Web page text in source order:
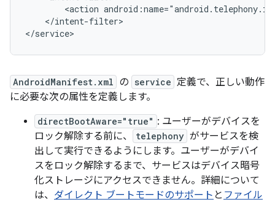
<action
    </intent-filter>
AndroidManifest.xml の service 定義で、正しい動作
に必要な次の属性を定義します。
directBootAware="true" : ユーザーがデバイスを
ロック解除する前に、
telephony がサービスを検
出して実行できるようにします。ユーザーがデバイ
スをロック解除するまで、サービスはデバイス暗号
化ストレージにアクセスできません。詳細について
は、 ダイレクト ブートモードのサポート と ファイル